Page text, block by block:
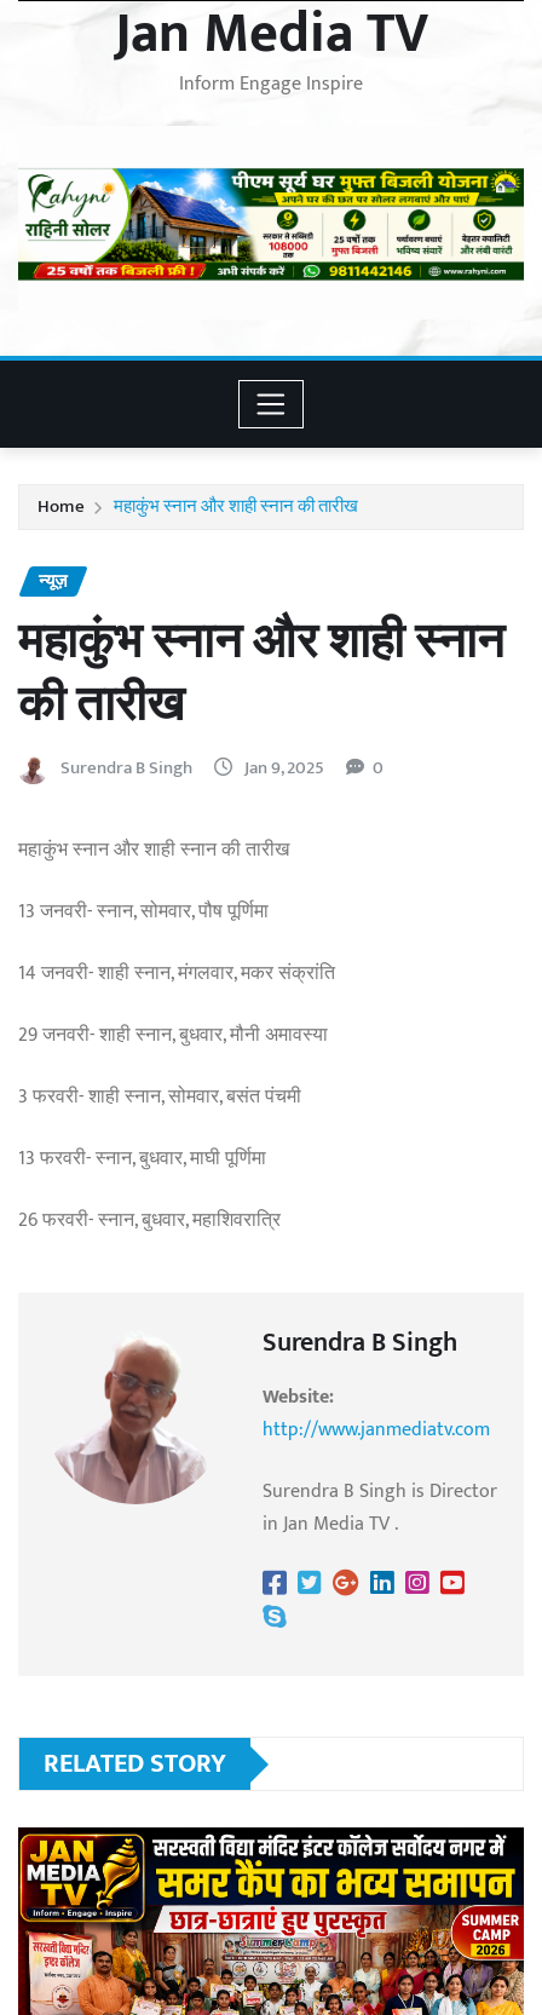
Jan Media TV
Inform Engage Inspire
Home महाकुंभ स्नान और शाही स्नान की तारीख
न्यूज़
महाकुंभ स्नान और शाही स्नान
की तारीख
Surendra B Singh Jan 9, 2025 0
महाकुंभ स्नान और शाही स्नान की तारीख
13 जनवरी- स्नान, सोमवार, पौष पूर्णिमा
14 जनवरी- शाही स्नान, मंगलवार, मकर संक्रांति
29 जनवरी- शाही स्नान, बुधवार, मौनी अमावस्या
3 फरवरी- शाही स्नान, सोमवार, बसंत पंचमी
13 फरवरी- स्नान, बुधवार, माघी पूर्णिमा
26 फरवरी- स्नान, बुधवार, महाशिवरात्रि
Surendra B Singh
Website:
http://www.janmediatv.com
Surendra B Singh is Director
in Jan Media TV .
RELATED STORY